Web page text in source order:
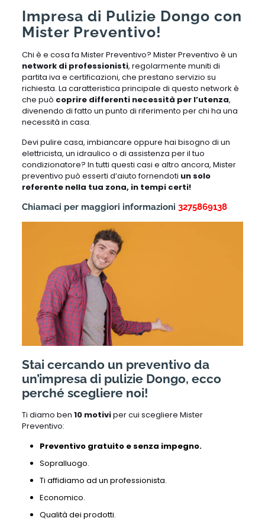
Impresa di Pulizie Dongo con
Mister Preventivo!
Chi è e cosa fa Mister Preventivo? Mister Preventivo è un
network di professionisti, regolarmente muniti di
partita iva e certificazioni, che prestano servizio su
richiesta. La caratteristica principale di questo network è
che può coprire differenti necessità per l’utenza,
divenendo di fatto un punto di riferimento per chi ha una
necessità in casa.
Devi pulire casa, imbiancare oppure hai bisogno di un
elettricista, un idraulico o di assistenza per il tuo
condizionatore? In tutti questi casi e altro ancora, Mister
preventivo può esserti d’aiuto fornendoti un solo
referente nella tua zona, in tempi certi!
Chiamaci per maggiori informazioni 3275869138
Stai cercando un preventivo da
un’impresa di pulizie Dongo, ecco
perché scegliere noi!
Ti diamo ben 10 motiviper cui scegliere Mister
Preventivo:
Preventivo gratuito e senza impegno.
Sopralluogo.
Ti affidiamo ad un professionista.
Economico.
Qualità dei prodotti.